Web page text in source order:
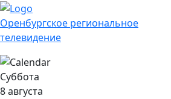
Оренбургское региональное
телевидение
Суббота
8 августа